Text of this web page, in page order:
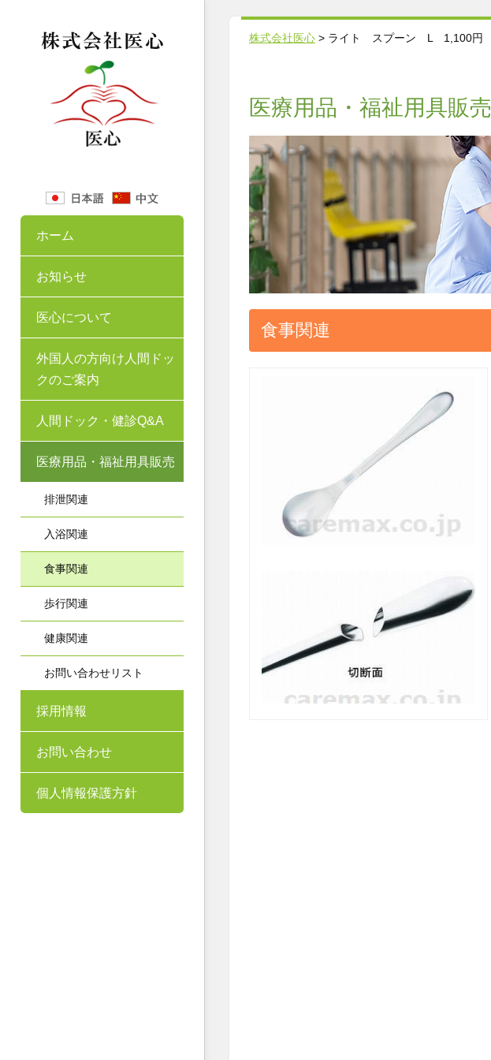
ホーム
お知らせ
医心について
外国人の方向け人間ドッ
クのご案内
人間ドック・健診Q&A
医療用品・福祉用具販売
排泄関連
入浴関連
食事関連
歩行関連
健康関連
お問い合わせリスト
採用情報
お問い合わせ
個人情報保護方針
株式会社医心 > ライト スプーン L 1,100円
医療用品・福祉用具販売
食事関連